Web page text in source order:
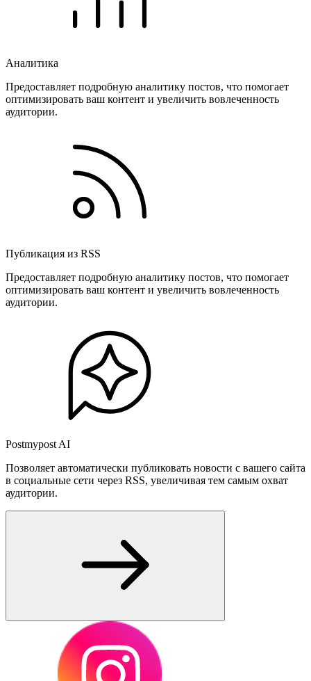
Аналитика
Предоставляет подробную аналитику постов, что помогает
оптимизировать ваш контент и увеличить вовлеченность
аудитории.
Публикация из RSS
Предоставляет подробную аналитику постов, что помогает
оптимизировать ваш контент и увеличить вовлеченность
аудитории.
Postmypost AI
Позволяет автоматически публиковать новости с вашего сайта
в социальные сети через RSS, увеличивая тем самым охват
аудитории.